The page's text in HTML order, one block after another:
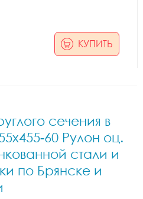
КУПИТЬ
сечения в
60 Рулон оц.
стали и
по Брянске и